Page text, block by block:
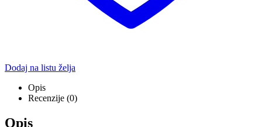
Dodaj na listu želja
Opis
Recenzije (0)
Opis